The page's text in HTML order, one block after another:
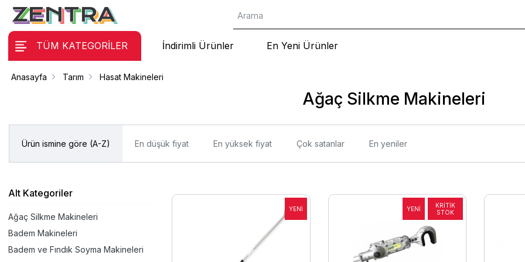
TÜM KATEGORİLER İndirimli Ürünler En Yeni Ürünler
Ağaç Silkme Makineleri
Anasayfa Tarım Hasat Makineleri
Ürün ismine göre (A-Z) En düşük fiyat En yüksek fiyat Çok satanlar En yeniler
Alt Kategoriler
Ağaç Silkme Makineleri
Badem Makineleri
Badem ve Fındık Soyma Makineleri